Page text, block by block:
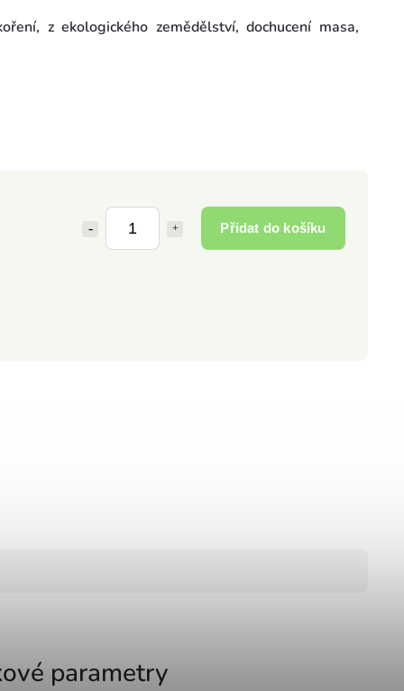
Přidat do košíku
z ekologického zemědělství, dochucení masa,
parametry